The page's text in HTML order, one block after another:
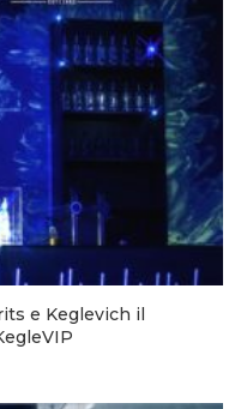
e Keglevich il